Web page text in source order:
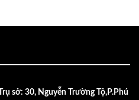
Trụ sở: 30, Nguyễn Trường Tộ,P.Phú